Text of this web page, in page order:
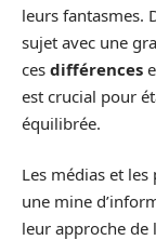
leurs fantasmes.
sujet avec une
ces différences
est crucial pour
équilibrée.
Les médias et
une mine
leur approche de